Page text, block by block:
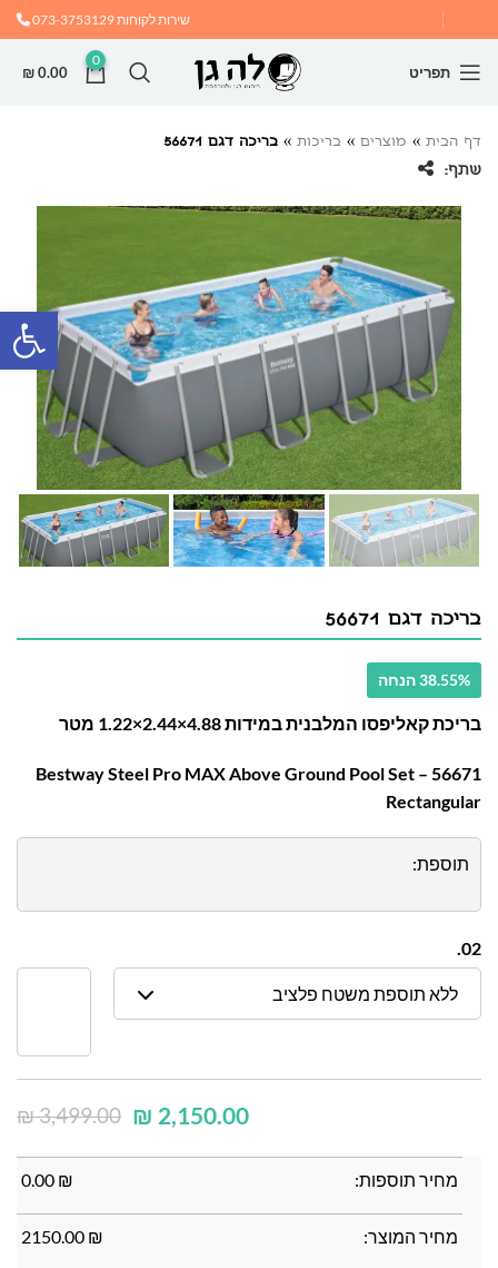
שירות לקוחות073-3753129
תפריט
0
₪0.00
דף הבית » מוצרים » בריכות » בריכה דגם 56671
שתף:
בריכה דגם 56671
38.55% הנחה
בריכת קאליפסו המלבנית במידות 4.88×2.44×1.22 מטר
56671 – Bestway Steel Pro MAX Above Ground Pool Set
Rectangular
תוספת:
02.
ללא תוספת משטח פלציב
₪3,499.00 ₪ 2,150.00
מחיר תוספות: ₪
0.00
מחיר המוצר: ₪
2150.00